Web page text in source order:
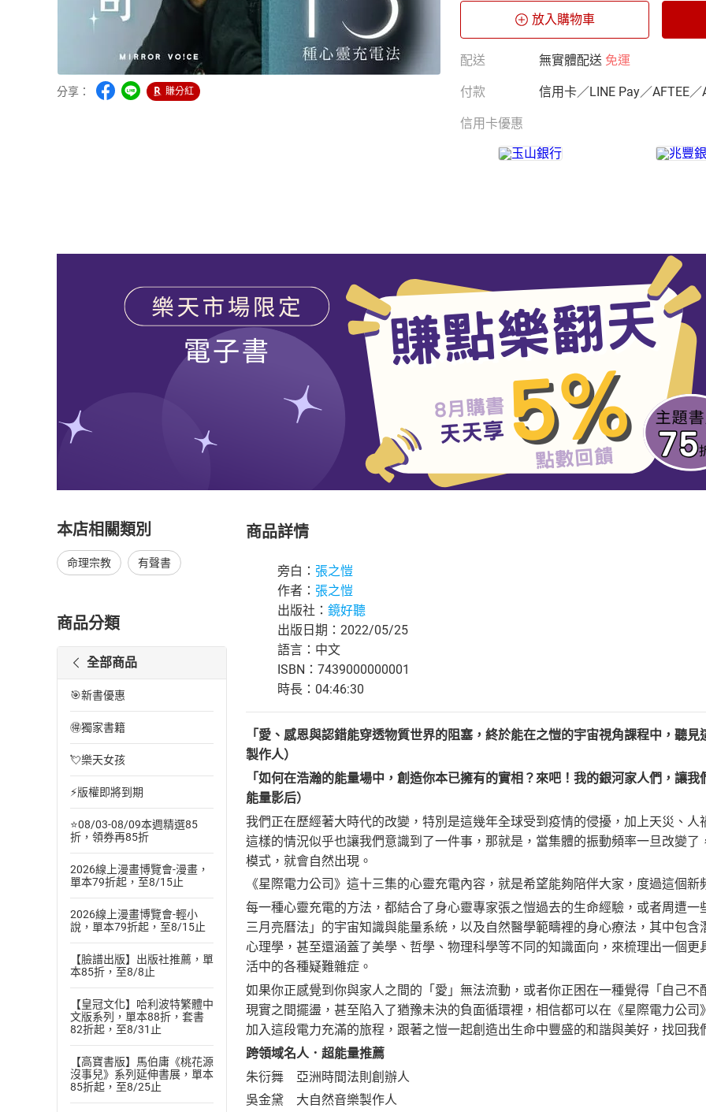
分享： 賺分紅
放入購物車
配送 無實體配送 免運
付款 信用卡／LINE Pay／AFTEE／
信用卡優惠
本店相關類別
命理宗教 有聲書
商品分類
全部商品
🎯新書優惠
🉐獨家書籍
💘樂天女孩
⚡版權即將到期
⭐08/03-08/09本週精選85
折，領券再85折
2026線上漫畫博覽會-漫畫，
單本79折起，至8/15止
2026線上漫畫博覽會-輕小
說，單本79折起，至8/15止
【臉譜出版】出版社推薦，單
本85折，至8/8止
【皇冠文化】哈利波特繁體中
文版系列，單本88折，套書
82折起，至8/31止
【高寶書版】馬伯庸《桃花源
沒事兒》系列延伸書展，單本
85折起，至8/25止
商品詳情
旁白： 張之愷
作者： 張之愷
出版社： 鏡好聽
出版日期：2022/05/25
語言：中文
ISBN：7439000000001
時長：04:46:30
「愛、感恩與認錯能穿透物質世界的阻塞，終於能在之愷的宇宙視角課程中，聽
製作人）
「如何在浩瀚的能量場中，創造你本已擁有的實相？來吧！我的銀河家人們，讓
能量影后）
我們正在歷經著大時代的改變，特別是這幾年全球受到疫情的侵擾，加上天災、
這樣的情況似乎也讓我們意識到了一件事，那就是，當集體的振動頻率一旦改變
模式，就會自然出現。
《星際電力公司》這十三集的心靈充電內容，就是希望能夠陪伴大家，度過這個新
每一種心靈充電的方法，都結合了身心靈專家張之愷過去的生命經驗，或者周遭
三月亮曆法」的宇宙知識與能量系統，以及自然醫學範疇裡的身心療法，其中包
心理學，甚至還涵蓋了美學、哲學、物理科學等不同的知識面向，來梳理出一個
活中的各種疑難雜症。
如果你正感覺到你與家人之間的「愛」無法流動，或者你正困在一種覺得「自己
現實之間擺盪，甚至陷入了猶豫未決的負面循環裡，相信都可以在《星際電力公
加入這段電力充滿的旅程，跟著之愷一起創造出生命中豐盛的和諧與美好，找回我
跨領域名人．超能量推薦
朱衍舞 亞洲時間法則創辦人
吳金黛 大自然音樂製作人